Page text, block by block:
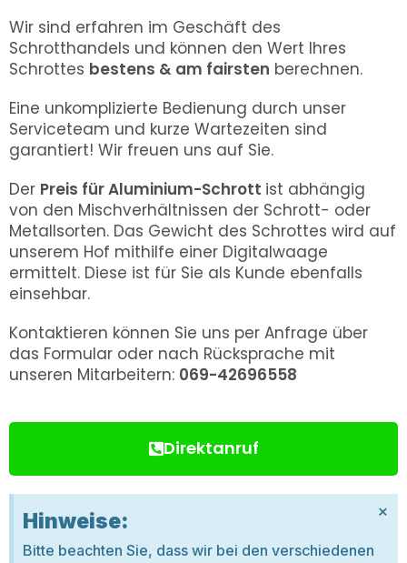
Wir sind erfahren im Geschäft des
Schrotthandels und können den Wert Ihres
Schrottes bestens & am fairsten berechnen.
Eine unkomplizierte Bedienung durch unser
Serviceteam und kurze Wartezeiten sind
garantiert! Wir freuen uns auf Sie.
Der Preis für Aluminium-Schrott ist abhängig
von den Mischverhältnissen der Schrott- oder
Metallsorten. Das Gewicht des Schrottes wird auf
unserem Hof mithilfe einer Digitalwaage
ermittelt. Diese ist für Sie als Kunde ebenfalls
einsehbar.
Kontaktieren können Sie uns per Anfrage über
das Formular oder nach Rücksprache mit
unseren Mitarbeitern: 069-42696558
Direktanruf
Hinweise:
Bitte beachten Sie, dass wir bei den verschiedenen
×